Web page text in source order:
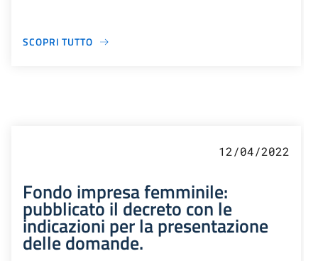
SCOPRI TUTTO
12/04/2022
Fondo impresa femminile:
pubblicato il decreto con le
indicazioni per la presentazione
delle domande.